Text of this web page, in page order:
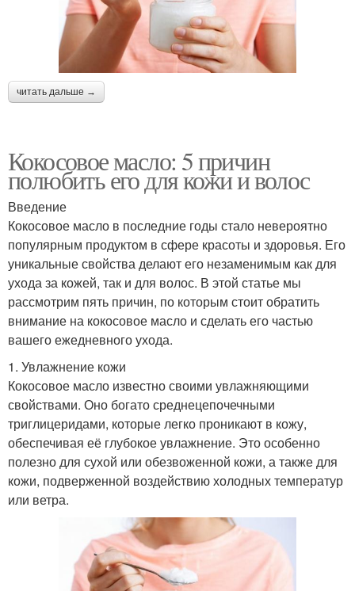
читать дальше →
Кокосовое масло: 5 причин
полюбить его для кожи и волос
Введение
Кокосовое масло в последние годы стало невероятно
популярным продуктом в сфере красоты и здоровья. Его
уникальные свойства делают его незаменимым как для
ухода за кожей, так и для волос. В этой статье мы
рассмотрим пять причин, по которым стоит обратить
внимание на кокосовое масло и сделать его частью
вашего ежедневного ухода.
1. Увлажнение кожи
Кокосовое масло известно своими увлажняющими
свойствами. Оно богато среднецепочечными
триглицеридами, которые легко проникают в кожу,
обеспечивая её глубокое увлажнение. Это особенно
полезно для сухой или обезвоженной кожи, а также для
кожи, подверженной воздействию холодных температур
или ветра.